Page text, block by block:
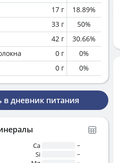
17 г 18.89%
33 г 50%
42 г 30.66%
0 г 0%
0 г 0%
в дневник питания
Ca
~
Si
~